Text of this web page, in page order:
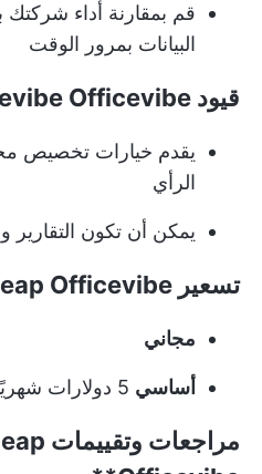
قم بمقارنة أداء شركتك
البيانات بمرور الوقت
قيود Officevibe Officevibe
يقدم خيارات تخصيص
الرأي
يمكن أن تكون التقارير
تسعير Officevibe**
مجاني
أساسي
مراجعات وتقييمات